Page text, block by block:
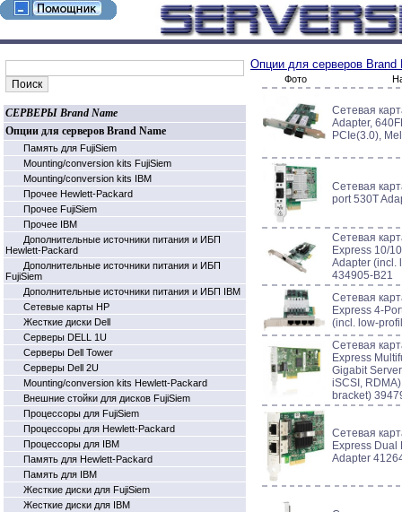
СЕРВЕРЫ Brand Name
Опции для серверов Brand Name
Память для FujiSiem
Mounting/conversion kits FujiSiem
Mounting/conversion kits IBM
Прочее Hewlett-Packard
Прочее FujiSiem
Прочее IBM
Дополнительные источники питания и ИБП
Hewlett-Packard
Дополнительные источники питания и ИБП
FujiSiem
Дополнительные источники питания и ИБП IBM
Cетевые карты HP
Жесткие диски Dell
Серверы DELL 1U
Серверы Dell Tower
Серверы Dell 2U
Mounting/conversion kits Hewlett-Packard
Внешние стойки для дисков FujiSiem
Процессоры для FujiSiem
Процессоры для Hewlett-Packard
Процессоры для IBM
Память для Hewlett-Packard
Память для IBM
Жесткие диски для FujiSiem
Жесткие диски для IBM
Опции для серверов Brand
Фото
Сетевая
Adapter,
PCIe(3.0),
Сетевая
port 530T
Сетевая
Express 10/
Adapter (incl.
434905-B21
Сетевая
Express 4-
(incl. low-
Сетевая
Express
Gigabit
iSCSI,
bracket)
Сетевая
Express Dual
Adapter